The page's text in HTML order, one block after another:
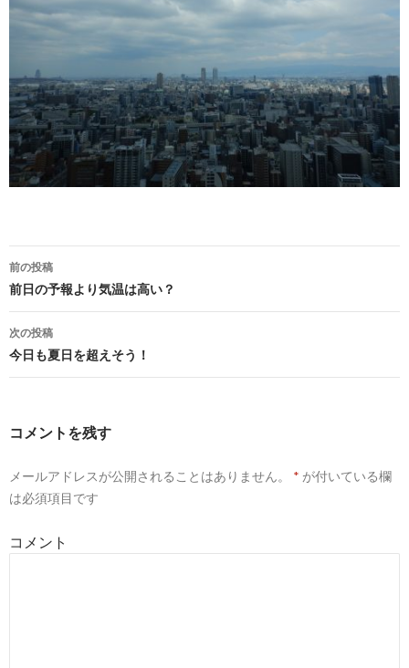
投稿ナビゲーション
前の投稿
前日の予報より気温は高い？
次の投稿
今日も夏日を超えそう！
コメントを残す
メールアドレスが公開されることはありません。 * が付いている欄
は必須項目です
コメント